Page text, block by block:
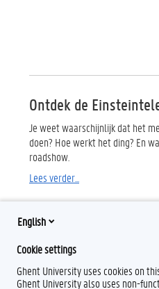
Ontdek de
Je weet waarschijnlijk dat het
doen? Hoe werkt het ding? En
roadshow.
Lees verder...
English
Cookie settings
Ghent University uses cookies on
Ghent University also uses non-